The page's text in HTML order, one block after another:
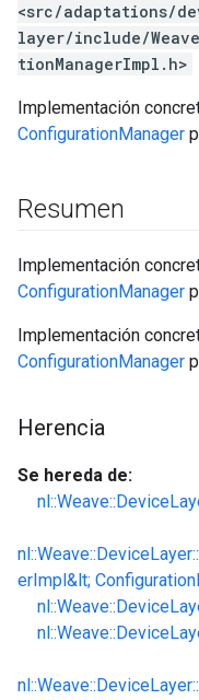
<src/adaptations/
layer/include/
tionManagerImpl.h>
Implementación
ConfigurationManager
Resumen
Implementación
ConfigurationManager
Implementación
ConfigurationManager
Herencia
Se hereda de:
erImpl&lt;